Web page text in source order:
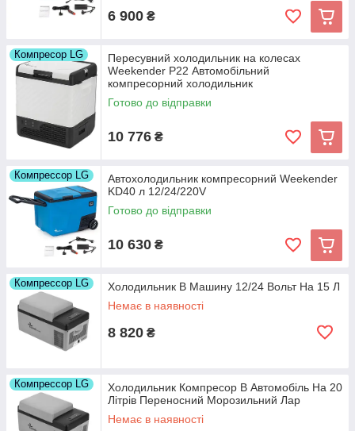
6 900 ₴
Компресор LG
Пересувний холодильник на колесах
Weekender P22 Автомобільний
компресорний холодильник
Готово до відправки
10 776 ₴
Компрессор LG
Автохолодильник компресорний Weekender
KD40 л 12/24/220V
Готово до відправки
10 630 ₴
Компрессор LG
Холодильник В Машину 12/24 Вольт На 15 Л
Немає в наявності
8 820 ₴
Компрессор LG
Холодильник Компресор В Автомобіль На 20
Літрів Переносний Морозильний Лар
Немає в наявності